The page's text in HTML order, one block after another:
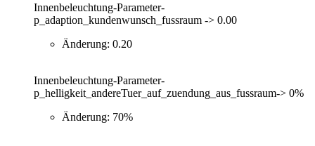
Innenbeleuchtung-Parameter-
p_adaption_kundenwunsch_fussraum -> 0.00
Änderung: 0.20
Innenbeleuchtung-Parameter-
p_helligkeit_andereTuer_auf_zuendung_aus_fussraum-> 0%
Änderung: 70%